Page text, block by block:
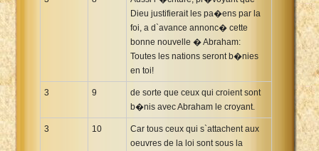
Dieu justifierait les pa�ens par la
foi, a d`avance annonc� cette
bonne nouvelle � Abraham:
Toutes les nations seront b�nies
en toi!
3 9
de sorte que ceux qui croient sont
b�nis avec Abraham le croyant.
3 10
Car tous ceux qui s`attachent aux
oeuvres de la loi sont sous la